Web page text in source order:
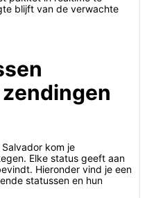
blijft van de verwachte
kom je
Elke status geeft aan
Hieronder vind je een
statussen en hun